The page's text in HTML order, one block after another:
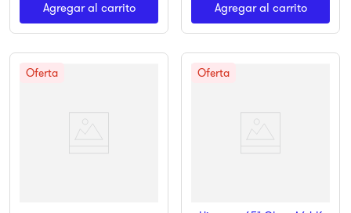
Agregar al carrito Agregar al carrito